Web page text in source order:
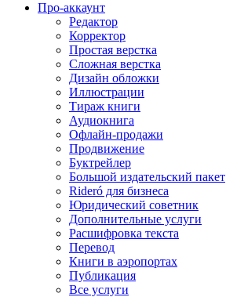
Про-аккаунт
Редактор
Корректор
Простая верстка
Сложная верстка
Дизайн обложки
Иллюстрации
Тираж книги
Аудиокнига
Офлайн-продажи
Продвижение
Буктрейлер
Большой издательский пакет
Rideró для бизнеса
Юридический советник
Дополнительные услуги
Расшифровка текста
Перевод
Книги в аэропортах
Публикация
Все услуги